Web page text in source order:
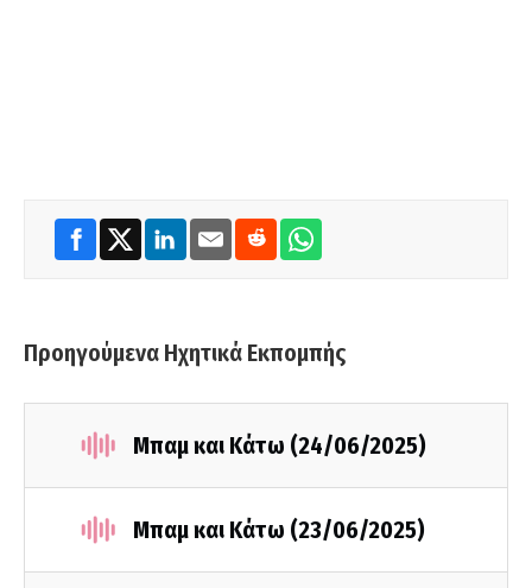
Προηγούμενα Ηχητικά Εκπομπής
Μπαμ και Κάτω (24/06/2025)
Μπαμ και Κάτω (23/06/2025)